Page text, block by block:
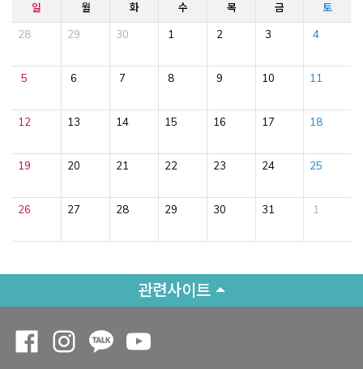
일 월 화 수 목 금 토
28 29 30 1 2 3 4
5 6 7 8 9 10 11
12 13 14 15 16 17 18
19 20 21 22 23 24 25
26 27 28 29 30 31 1
관련사이트
Opens a new window
Opens a new window
Opens a new window